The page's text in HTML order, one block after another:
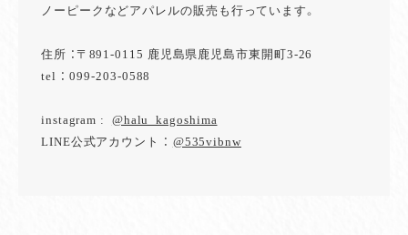
ノーピークなどアパレルの販売も行っています。
住所 ：〒891-0115 鹿児島県鹿児島市東開町3-26
tel ： 099-203-0588
instagram : @halu_kagoshima
LINE公式アカウント ： @535vibnw